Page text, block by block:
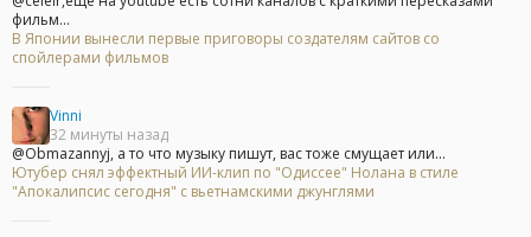
фильм...
В Японии вынесли первые приговоры создателям сайтов со
спойлерами фильмов
Vinni
32 минуты назад
@Obmazannyj, а то что музыку пишут, вас тоже смущает или...
Ютубер снял эффектный ИИ-клип по "Одиссее" Нолана в стиле
"Апокалипсис сегодня" с вьетнамскими джунглями